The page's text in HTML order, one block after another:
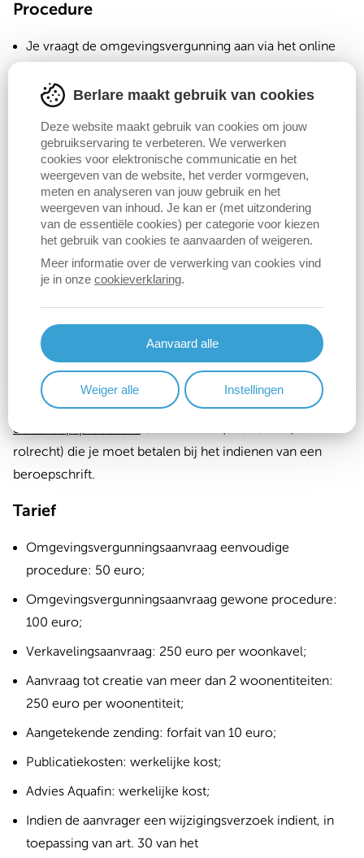
Procedure
Je vraagt de omgevingsvergunning aan via het online
Vervolgens wordt éénopenbaar onderzoeken één
adviesrondegeorganiseerd.
Tot slot beslist de vergunningverlenende overheid (het
college van burgemeester en schepenen of de
deputatie van de provincie Oost-Vlaanderen).
Beroep tegen een beslissing
De deputatie van de provincie is bevoegd voor
bevoegd voor beroepen tegen beslissingen van de
deputatie.
In het Omgevingsloket vind je
meer informatie over
de beroepsprocedure
rolrecht) die je moet betalen bij het indienen van een
beroepschrift.
Tarief
Omgevingsvergunningsaanvraag eenvoudige
procedure: 50 euro;
Omgevingsvergunningsaanvraag gewone procedure:
100 euro;
Verkavelingsaanvraag: 250 euro per woonkavel;
Aanvraag tot creatie van meer dan 2 woonentiteiten:
250 euro per woonentiteit;
Aangetekende zending: forfait van 10 euro;
Publicatiekosten: werkelijke kost;
Advies Aquafin: werkelijke kost;
Indien de aanvrager een wijzigingsverzoek indient, in
toepassing van art. 30 van het
Berlare maakt gebruik van cookies
Deze website maakt gebruik van cookies om jouw
gebruikservaring te verbeteren. We verwerken
cookies voor elektronische communicatie en het
weergeven van de website, het verder vormgeven,
meten en analyseren van jouw gebruik en het
weergeven van inhoud. Je kan er (met uitzondering
van de essentiële cookies) per categorie voor kiezen
het gebruik van cookies te aanvaarden of weigeren.
Meer informatie over de verwerking van cookies vind
je in onze cookieverklaring.
Aanvaard alle
Weiger alle Instellingen